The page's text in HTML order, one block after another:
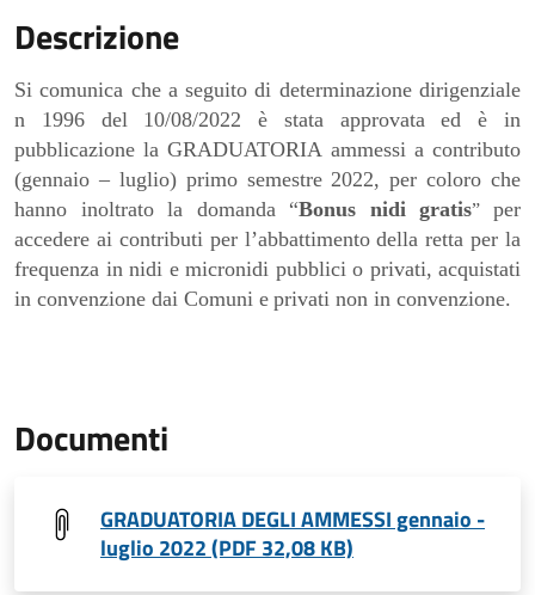
Descrizione
Si comunica che a seguito di determinazione dirigenziale
n 1996del 10/08/2022è stata approvata ed è in
pubblicazione la GRADUATORIA ammessi a contributo
(gennaio – luglio) primo semestre 2022,per coloro che
hanno inoltrato la domanda “Bonus nidi gratis”per
accedere ai contributi per l’abbattimento della retta per la
frequenza in nidi e micronidi pubblici o privati, acquistati
in convenzione dai Comuni e privati non in convenzione.
Documenti
GRADUATORIA DEGLI AMMESSI gennaio -
luglio 2022 (PDF 32,08 KB)